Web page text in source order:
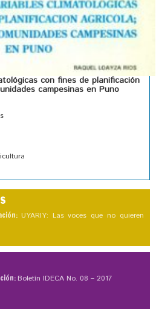
con fines de planificación
campesinas en Puno
UYARIY: Las voces que no quieren
Boletín IDECA No. 08 – 2017